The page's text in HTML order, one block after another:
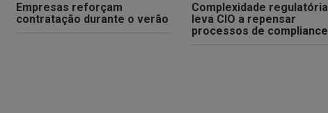
Empresas reforçam
contratação durante o verão
Complexidade regulatória
leva CIO a repensar
processos de compliance